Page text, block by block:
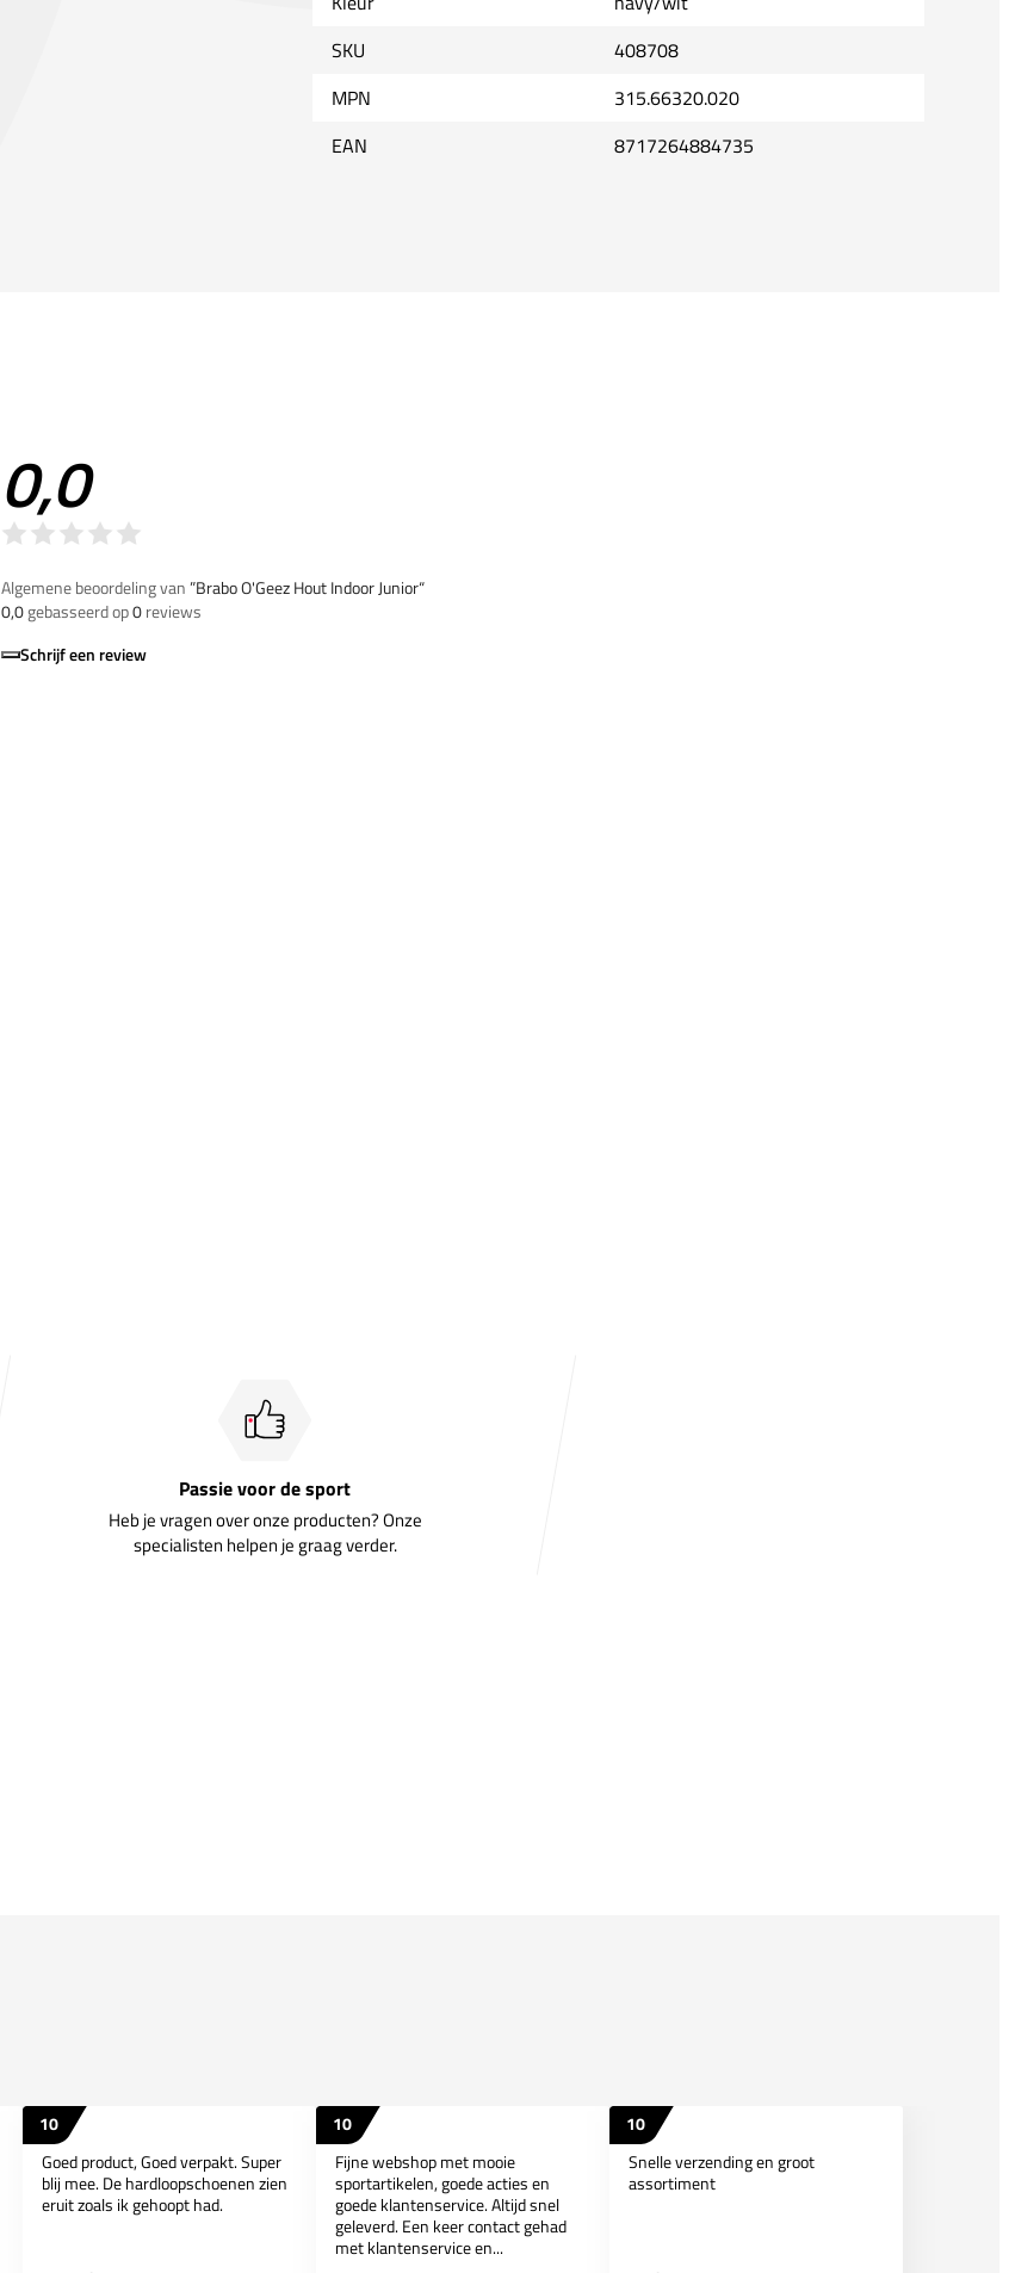
SKU
408708
MPN
315.66320.020
EAN
8717264884735
0,0
Algemene beoordeling van”Brabo O'Geez Hout Indoor Junior“
0,0gebasseerd op0reviews
Schrijf een review
Passie voor de sport
Heb je vragen over onze producten? Onze
specialisten helpen je graag verder.
10
Goed product, Goed verpakt. Super
blij mee. De hardloopschoenen zien
eruit zoals ik gehoopt had.
10
Fijne webshop met mooie
sportartikelen, goede acties en
goede klantenservice. Altijd snel
geleverd. Een keer contact gehad
met klantenservice en...
10
Snelle verzending en groot
assortiment